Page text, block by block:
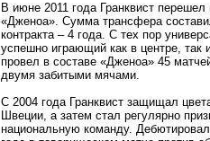
В июне 2011 года Гранквист перешел
«Дженоа». Сумма трансфера
контракта – 4 года. С тех пор
успешно играющий как в центре, так
провел в составе «Дженоа» 45
двумя забитыми мячами.
С 2004 года Гранквист защищал
Швеции, а затем стал регулярно
национальную команду.